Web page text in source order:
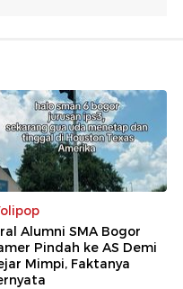
Alumni SMA Bogor
Pindah ke AS Demi
Mimpi, Faktanya